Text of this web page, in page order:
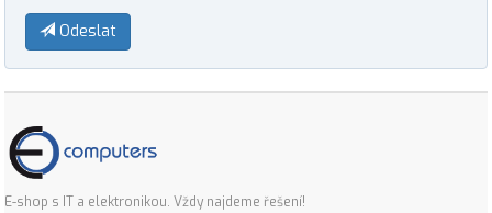
Odeslat
E-shop s IT a elektronikou. Vždy najdeme řešení!